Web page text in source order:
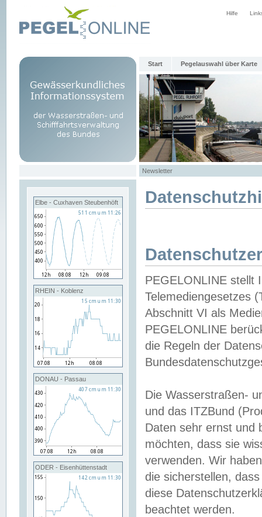
Hilfe
Start Pegelauswahl über Karte
Newsletter
Elbe - Cuxhaven Steubenhöft
RHEIN - Koblenz
DONAU - Passau
ODER - Eisenhüttenstadt
PEGELONLINE stellt
Telemediengesetzes
Abschnitt VI als
PEGELONLINE
die Regeln der
Die Wasserstraßen-
und das ITZBund
Daten sehr ernst und
möchten, dass sie
verwenden. Wir
die sicherstellen,
diese
beachtet werden.